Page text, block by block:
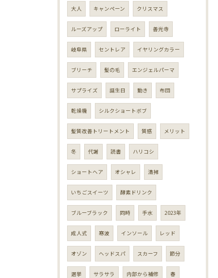
大人 キャンペーン クリスマス
ルーズアップ ローライト 善光寺
岐阜県 セントレア イヤリングカラー
ブリーチ 髪の毛 エンジェルパーマ
サプライズ 誕生日 動き 布団
乾燥機 シルクショートボブ
髪質改善トリートメント 質感 メリット
冬 代謝 読書 ハリコシ
ショートヘア オシャレ 清掃
いちごスイーツ 酵素ドリンク
ブルーブラック 同時 手水 2023年
成人式 寒波 インソール レッド
オゾン ヘッドスパ スカーフ 節分
選挙 サラサラ 内部から補修 春